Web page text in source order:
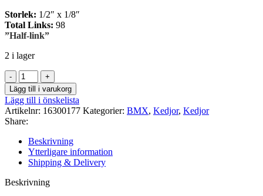
Storlek: 1/2″ x 1/8″
Total Links: 98
”Half-link”
2 i lager
THE
SHADOW
CONSPIRACY
INTERLOCK
V2
CHAIN
(GOLD/BLACK/SILVER)
(1/8")
mängd
Lägg till i varukorg
Lägg till i önskelista
Artikelnr: 16300177 Kategorier: BMX, Kedjor, Kedjor
Share:
Beskrivning
Ytterligare information
Shipping & Delivery
Beskrivning